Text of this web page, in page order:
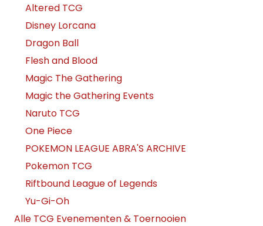
Altered TCG
Disney Lorcana
Dragon Ball
Flesh and Blood
Magic The Gathering
Magic the Gathering Events
Naruto TCG
One Piece
POKEMON LEAGUE ABRA'S ARCHIVE
Pokemon TCG
Riftbound League of Legends
Yu-Gi-Oh
Alle TCG Evenementen & Toernooien